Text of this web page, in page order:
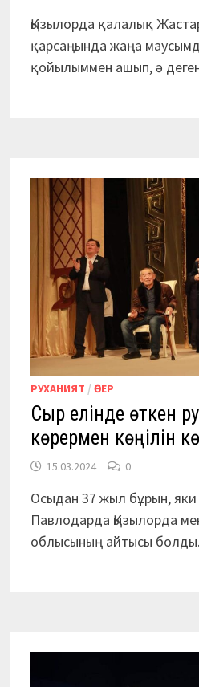
Қызылорда қалалық
қарсаңында жаңа
қойылыммен ашып, ә
РУХАНИЯТ / ӨНЕР
Сыр елінде өткен
көрермен көңілін
15.03.2024 0
Осыдан 37 жыл бұрын,
Павлодарда Қызылорда
облысының айтысы